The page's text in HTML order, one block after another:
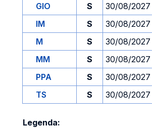
GIO S 30/08/2027
IM
S 30/08/2027
M
S 30/08/2027
MM
S 30/08/2027
PPA
S 30/08/2027
TS
S 30/08/2027
Legenda: